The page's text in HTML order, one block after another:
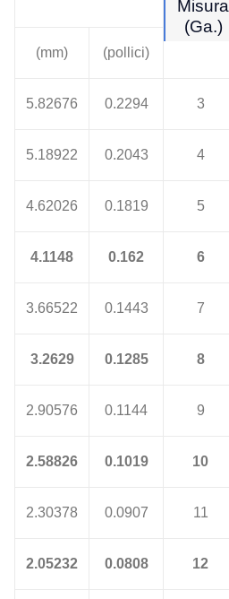
Misura
(Ga.)
(mm) (pollici)
5.82676 0.2294 3
5.18922 0.2043 4
4.62026 0.1819 5
4.1148 0.162 6
3.66522 0.1443 7
3.2629 0.1285 8
2.90576 0.1144 9
2.58826 0.1019 10
2.30378 0.0907 11
2.05232 0.0808 12